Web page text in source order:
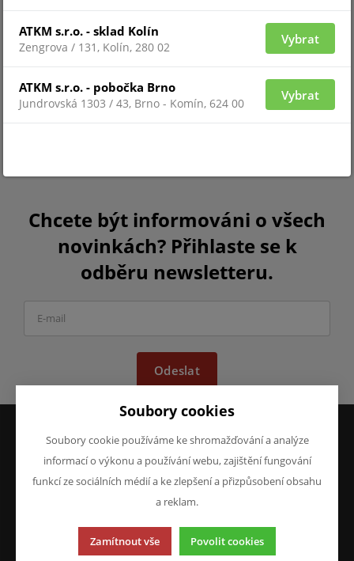
Chcete být informováni o všech
novinkách? Přihlaste se k
odběru newsletteru.
Odeslat
VŠE O NÁKUPU
Obchodní podmínky
osobních údajů
Doprava a platba
O FIRMĚ
O nás
Kontakty
Soubory cookies
Soubory cookie používáme ke shromažďování a analýze
informací o výkonu a používání webu, zajištění fungování
funkcí ze sociálních médií a ke zlepšení a přizpůsobení obsahu
a reklam.
Zamítnout vše Povolit cookies
ATKM s.r.o. - sklad Kolín
Zengrova / 131, Kolín, 280 02
Vybrat
ATKM s.r.o. - pobočka Brno
Jundrovská 1303 / 43, Brno - Komín, 624 00
Vybrat